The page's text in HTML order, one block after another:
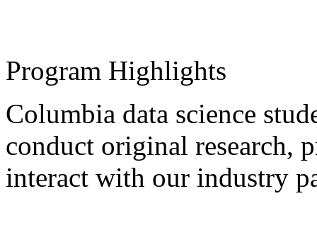
Program Highlights
Columbia data science
conduct original research,
interact with our industry